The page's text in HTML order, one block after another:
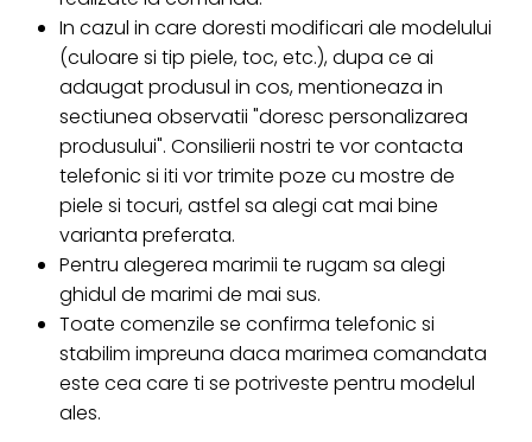
In cazul in care doresti modificari ale modelului
(culoare si tip piele, toc, etc.), dupa ce ai
adaugat produsul in cos, mentioneaza in
sectiunea observatii "doresc personalizarea
produsului". Consilierii nostri te vor contacta
telefonic si iti vor trimite poze cu mostre de
piele si tocuri, astfel sa alegi cat mai bine
varianta preferata.
Pentru alegerea marimii te rugam sa alegi
ghidul de marimi de mai sus.
Toate comenzile se confirma telefonic si
stabilim impreuna daca marimea comandata
este cea care ti se potriveste pentru modelul
ales.